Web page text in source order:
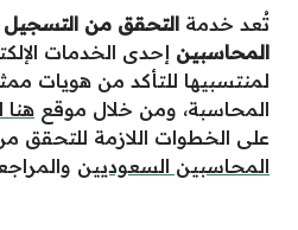
تُعد خدمة التحقق من
المحاسبين إحدى الخدمات
لمنتسبيها للتأكد من هويات
المحاسبة، ومن خلال موقع هنا
على الخطوات اللازمة للتحقق
المحاسبين السعوديين